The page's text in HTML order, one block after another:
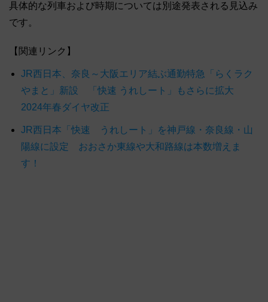
具体的な列車および時期については別途発表される見込み
です。
【関連リンク】
JR西日本、奈良～大阪エリア結ぶ通勤特急「らくラク
やまと」新設 「快速 うれしート」もさらに拡大
2024年春ダイヤ改正
JR西日本「快速 うれしート」を神戸線・奈良線・山
陽線に設定 おおさか東線や大和路線は本数増えま
す！